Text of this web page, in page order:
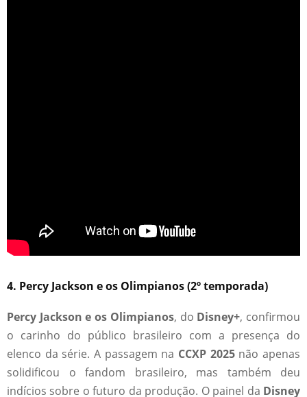
4. Percy Jackson e os Olimpianos (2º temporada)
Percy Jackson e os Olimpianos, do Disney+, confirmou
o carinho do público brasileiro com a presença do
elenco da série. A passagem na CCXP 2025não apenas
solidificou o fandom brasileiro, mas também deu
indícios sobre o futuro da produção. O painel da Disney